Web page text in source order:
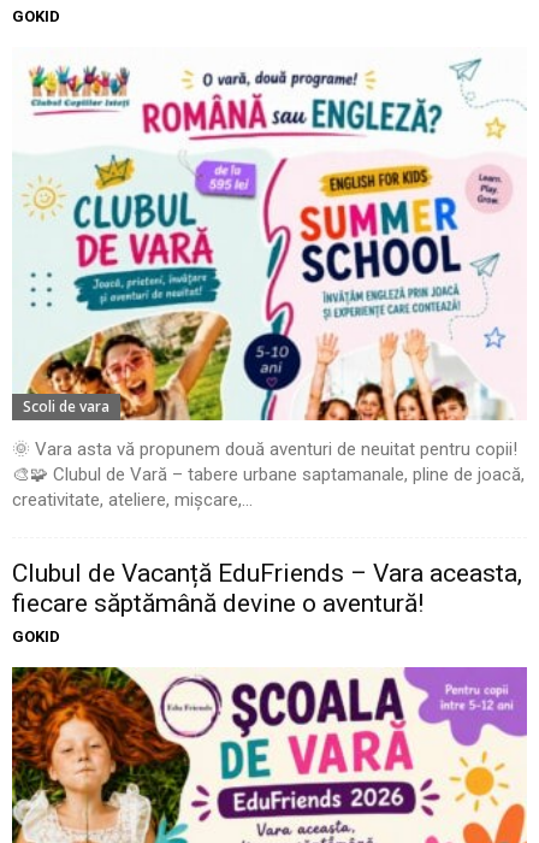
GOKID
Scoli de vara
🌞 Vara asta vă propunem două aventuri de neuitat pentru copii!
🎨🧩 Clubul de Vară – tabere urbane saptamanale, pline de joacă,
creativitate, ateliere, mișcare,...
Clubul de Vacanță EduFriends – Vara aceasta,
fiecare săptămână devine o aventură!
GOKID